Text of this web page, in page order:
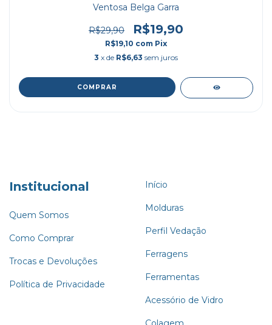
Ventosa Belga Garra
R$29,90 R$19,90
R$19,10 com Pix
3 x de R$6,63 sem juros
Institucional
Quem Somos
Como Comprar
Trocas e Devoluções
Política de Privacidade
Início
Molduras
Perfil Vedação
Ferragens
Ferramentas
Acessório de Vidro